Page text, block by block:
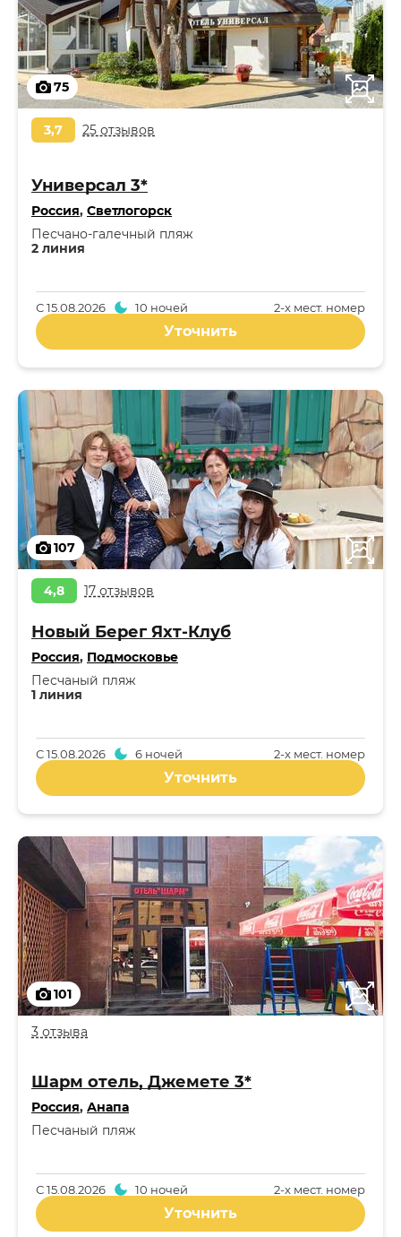
75
3,7 25 отзывов
Универсал 3*
Россия, Светлогорск
2 линия
Песчано-галечный пляж
2-x мест. номер
С15.08.2026 10 ночей
Уточнить
107
4,8 17 отзывов
Новый Берег Яхт-Клуб
Россия, Подмосковье
1 линия
Песчаный пляж
2-x мест. номер
С15.08.2026 6 ночей
Уточнить
101
3 отзыва
Шарм отель, Джемете 3*
Россия, Анапа
Песчаный пляж
2-x мест. номер
С15.08.2026 10 ночей
Уточнить